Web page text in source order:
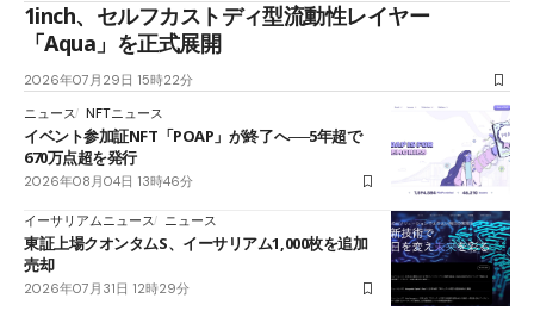
1inch、セルフカストディ型流動性レイヤー
「Aqua」を正式展開
2026年07月29日 15時22分
ニュース NFTニュース
イベント参加証NFT「POAP」が終了へ──5年超で
670万点超を発行
2026年08月04日 13時46分
イーサリアムニュース ニュース
東証上場クオンタムS、イーサリアム1,000枚を追加
売却
2026年07月31日 12時29分